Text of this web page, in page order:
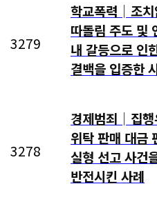
3279
학교폭력│조치
따돌림 주도 및
내 갈등으로 인
결백을 입증한
3278
경제범죄│집
위탁 판매 대금
실형 선고 사건
반전시킨 사례